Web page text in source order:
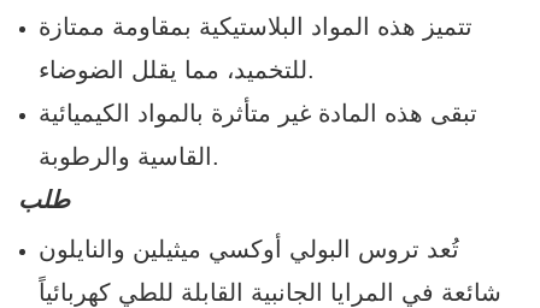
تتميز هذه المواد البلاستيكية بمقاومة ممتازة
للتخميد، مما يقلل الضوضاء.
تبقى هذه المادة غير متأثرة بالمواد الكيميائية
القاسية والرطوبة.
طلب
تُعد تروس البولي أوكسي ميثيلين والنايلون
شائعة في المرايا الجانبية القابلة للطي كهربائياً